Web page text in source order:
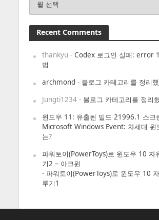
Recent Comments
thankyu - Codex 로그인 실패: error
법
archmond- 블로그 카테고리를 정리
Jungti1234- 블로그 카테고리를 정리
윈도우 11: 유출된 빌드 21996.1 스크
Microsoft Windows Event: 차세대 윈
는?
파워토이(PowerToys)로 윈도우 10 자
기2 – 아크윈
- 파워토이(PowerToys)로 윈도우 10
루기1